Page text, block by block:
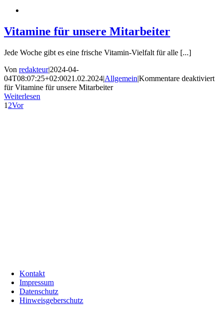
Vitamine für unsere Mitarbeiter
Jede Woche gibt es eine frische Vitamin-Vielfalt für alle [...]
Von redakteur|2024-04-
04T08:07:25+02:0021.02.2024|Allgemein|Kommentare deaktiviert
für Vitamine für unsere Mitarbeiter
Weiterlesen
1 2Vor
Kontakt
Impressum
Datenschutz
Hinweisgeberschutz